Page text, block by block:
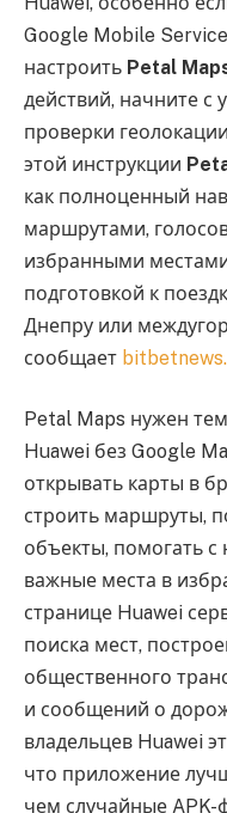
Google Mobile
настроить Petal
действий, начните с
проверки
этой инструкции
как полноценный
маршрутами,
избранными
подготовкой к
Днепру или
сообщает
Petal Maps нужен
Huawei без Google
открывать карты в
строить маршруты,
объекты, помогать с
важные места в
странице Huawei
поиска мест,
общественного
и сообщений о
владельцев Huawei
что приложение
чем случайные